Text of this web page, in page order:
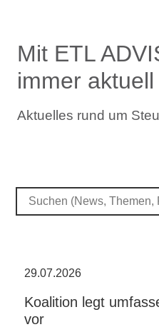
Mit ETL
immer
Aktuelles rund um
29.07.2026
Koalition legt
vor